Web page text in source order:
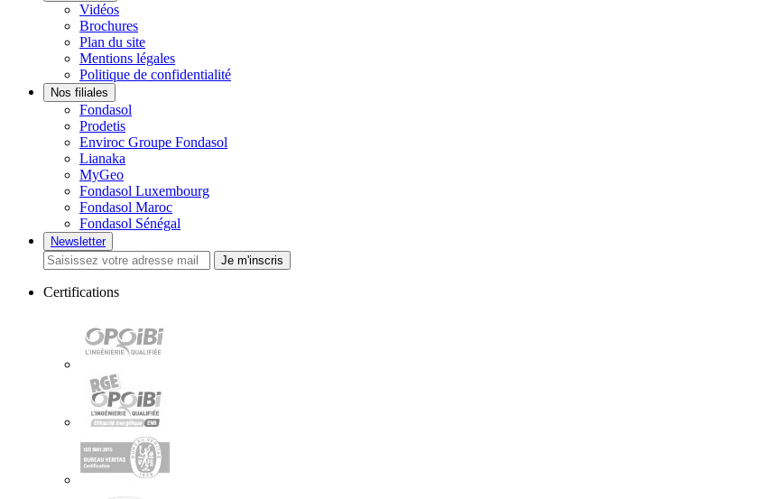
Vidéos
Brochures
Plan du site
Mentions légales
Politique de confidentialité
Nos filiales
Fondasol
Prodetis
Enviroc Groupe Fondasol
Lianaka
MyGeo
Fondasol Luxembourg
Fondasol Maroc
Fondasol Sénégal
Newsletter
Je m'inscris
Certifications